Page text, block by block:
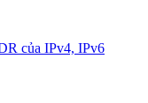
của IPv4, IPv6